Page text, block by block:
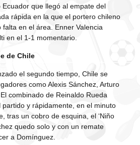
que llegó al empate del
rápida en la que el portero chileno
falta en el área. Enner Valencia
en el 1-1 momentario.
de Chile
el segundo tiempo, Chile se
como Alexis Sánchez, Arturo
combinado de Reinaldo Rueda
y rápidamente, en el minuto
tras un cobro de esquina, el ‘Niño
quedo solo y con un remate
a Domínguez.